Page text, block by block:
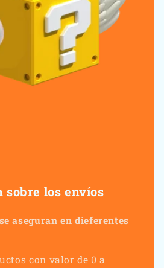
los envíos
aseguran en dieferentes
con valor de 0 a